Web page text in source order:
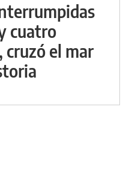
cuatro
el mar